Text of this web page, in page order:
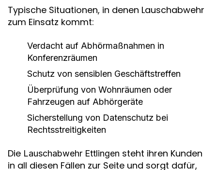
Typische Situationen, in denen Lauschabwehr
zum Einsatz kommt:
Verdacht auf Abhörmaßnahmen in
Konferenzräumen
Schutz von sensiblen Geschäftstreffen
Überprüfung von Wohnräumen oder
Fahrzeugen auf Abhörgeräte
Sicherstellung von Datenschutz bei
Rechtsstreitigkeiten
Die Lauschabwehr Ettlingen steht ihren Kunden
in all diesen Fällen zur Seite und sorgt dafür,